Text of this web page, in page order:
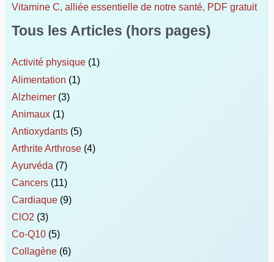
Vitamine C, alliée essentielle de notre santé, PDF gratuit
Tous les Articles (hors pages)
Activité physique(1)
Alimentation (1)
Alzheimer(3)
Animaux(1)
Antioxydants(5)
Arthrite Arthrose(4)
Ayurvéda (7)
Cancers(11)
Cardiaque(9)
ClO2 (3)
Co-Q10(5)
Collagène(6)